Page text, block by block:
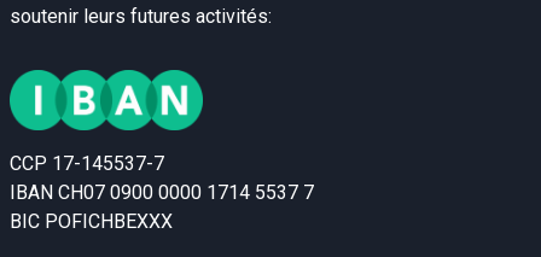
soutenir leurs futures activités:
CCP 17-145537-7
IBAN CH07 0900 0000 1714 5537 7
BIC POFICHBEXXX